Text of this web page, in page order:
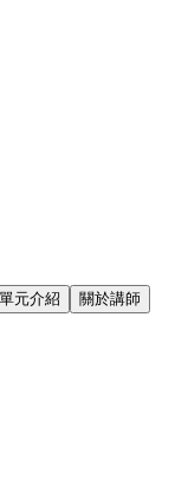
單元介紹
關於講師